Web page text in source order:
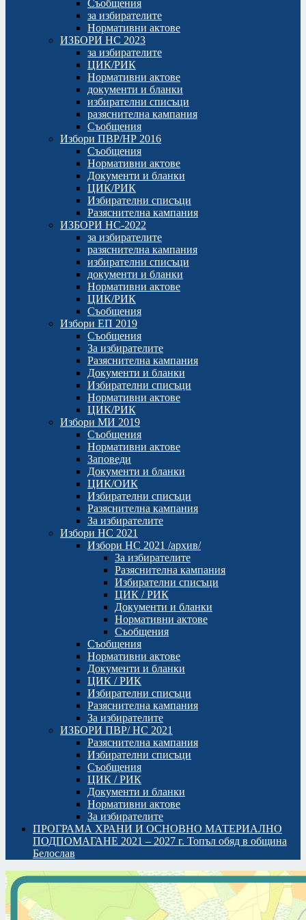
Съобщения
за избирателите
Нормативни актове
ИЗБОРИ НС 2023
за избирателите
ЦИК/РИК
Нормативни актове
документи и бланки
избирателни списъци
разяснителна кампания
Съобщения
Избори ПВР/НР 2016
Съобщения
Нормативни актове
Документи и бланки
ЦИК/РИК
Избирателни списъци
Разяснителна кампания
ИЗБОРИ НС-2022
за избирателите
разяснителна кампания
избирателни списъци
документи и бланки
Нормативни актове
ЦИК/РИК
Съобщения
Избори ЕП 2019
Съобщения
За избирателите
Разяснителна кампания
Документи и бланки
Избирателни списъци
Нормативни актове
ЦИК/РИК
Избори МИ 2019
Съобщения
Нормативни актове
Заповеди
Документи и бланки
ЦИК/ОИК
Избирателни списъци
Разяснителна кампания
За избирателите
Избори НС 2021
Избори НС 2021 /архив/
За избирателите
Разяснителна кампания
Избирателни списъци
ЦИК / РИК
Документи и бланки
Нормативни актове
Съобщения
Съобщения
Нормативни актове
Документи и бланки
ЦИК / РИК
Избирателни списъци
Разяснителна кампания
За избирателите
ИЗБОРИ ПВР/ НС 2021
Разяснителна кампания
Избирателни списъци
Съобщения
ЦИК / РИК
Документи и бланки
Нормативни актове
За избирателите
ПРОГРАМА ХРАНИ И ОСНОВНО МАТЕРИАЛНО
ПОДПОМАГАНЕ 2021 – 2027 г. Топъл обяд в община
Белослав